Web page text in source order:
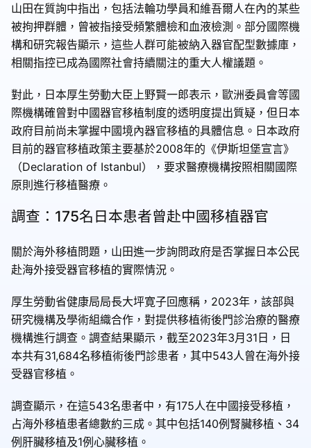
山田在質詢中指出，包括法輪功學員和維吾爾人在內的某些
被拘押群體，曾被指接受頻繁體檢和血液檢測。部分國際機
構和研究報告顯示，這些人群可能被納入器官配型數據庫，
相關指控已成為國際社會持續關注的重大人權議題。
對此，日本厚生勞動大臣上野賢一郎表示，歐洲委員會等國
際機構確曾對中國器官移植制度的透明度提出質疑，但日本
政府目前尚未掌握中國境內器官移植的具體信息。日本政府
目前的器官移植政策主要基於2008年的《伊斯坦堡宣言》
（Declaration of Istanbul），要求醫療機構按照相關國際
原則進行移植醫療。
調查：175名日本患者曾赴中國移植器官
關於海外移植問題，山田進一步詢問政府是否掌握日本公民
赴海外接受器官移植的實際情況。
厚生勞動省健康局局長大坪寛子回應稱，2023年，該部與
研究機構及學術組織合作，對提供移植術後門診治療的醫療
機構進行調查。調查結果顯示，截至2023年3月31日，日
本共有31,684名移植術後門診患者，其中543人曾在海外接
受器官移植。
調查顯示，在這543名患者中，有175人在中國接受移植，
占海外移植患者總數約三成。其中包括140例腎臟移植、34
例肝臟移植及1例心臟移植。